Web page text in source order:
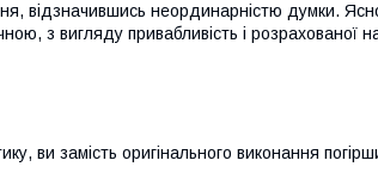
відзначившись неординарністю думки.
з вигляду привабливість і розрахованої
ви замість оригінального виконання